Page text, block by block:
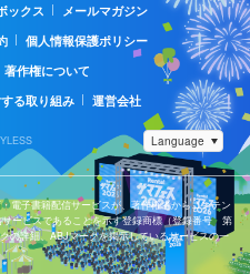
ックス
メールマガジン
個人情報保護ポリシー
著作権について
る取り組み 運営会社
電子書籍配信サービスが、著作権者からコンテン
ービスであることを示す登録商標（登録番号 第
の詳細、ABJマークを掲示しているサービスの一